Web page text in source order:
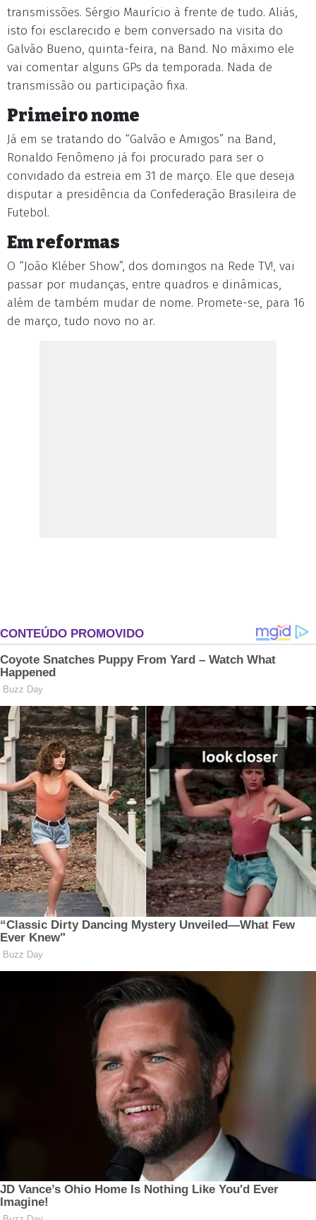
transmissões. Sérgio Maurício à frente de tudo. Aliás,
isto foi esclarecido e bem conversado na visita do
Galvão Bueno, quinta-feira, na Band. No máximo ele
vai comentar alguns GPs da temporada. Nada de
transmissão ou participação fixa.
Primeiro nome
Já em se tratando do “Galvão e Amigos” na Band,
Ronaldo Fenômeno já foi procurado para ser o
convidado da estreia em 31 de março. Ele que deseja
disputar a presidência da Confederação Brasileira de
Futebol.
Em reformas
O “João Kléber Show”, dos domingos na Rede TV!, vai
passar por mudanças, entre quadros e dinâmicas,
além de também mudar de nome. Promete-se, para 16
de março, tudo novo no ar.